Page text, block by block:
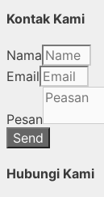
Kontak Kami
Nama
Email
Pesan
Send
Hubungi Kami